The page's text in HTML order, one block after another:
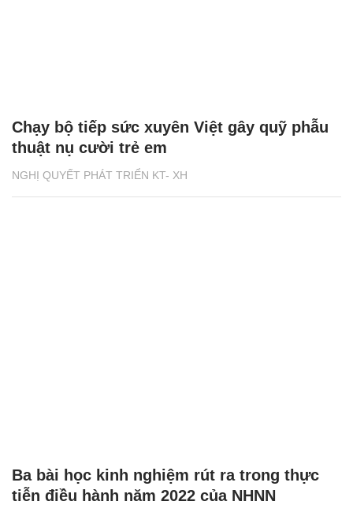
NGHỊ QUYẾT PHÁT TRIỂN KT- XH
Chạy bộ tiếp sức xuyên Việt gây quỹ phẫu
thuật nụ cười trẻ em
Ba bài học kinh nghiệm rút ra trong thực
tiễn điều hành năm 2022 của NHNN